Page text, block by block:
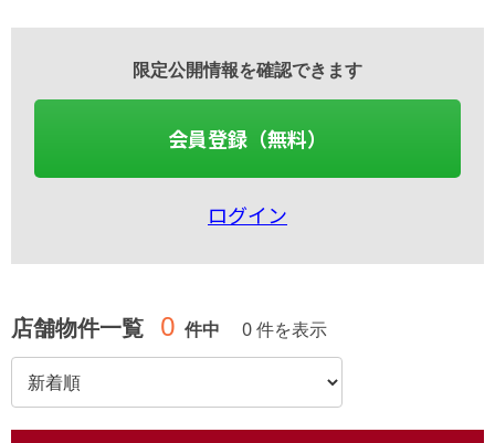
限定公開情報を確認できます
会員登録（無料）
ログイン
店舗物件一覧 0 件中 0 件を表示